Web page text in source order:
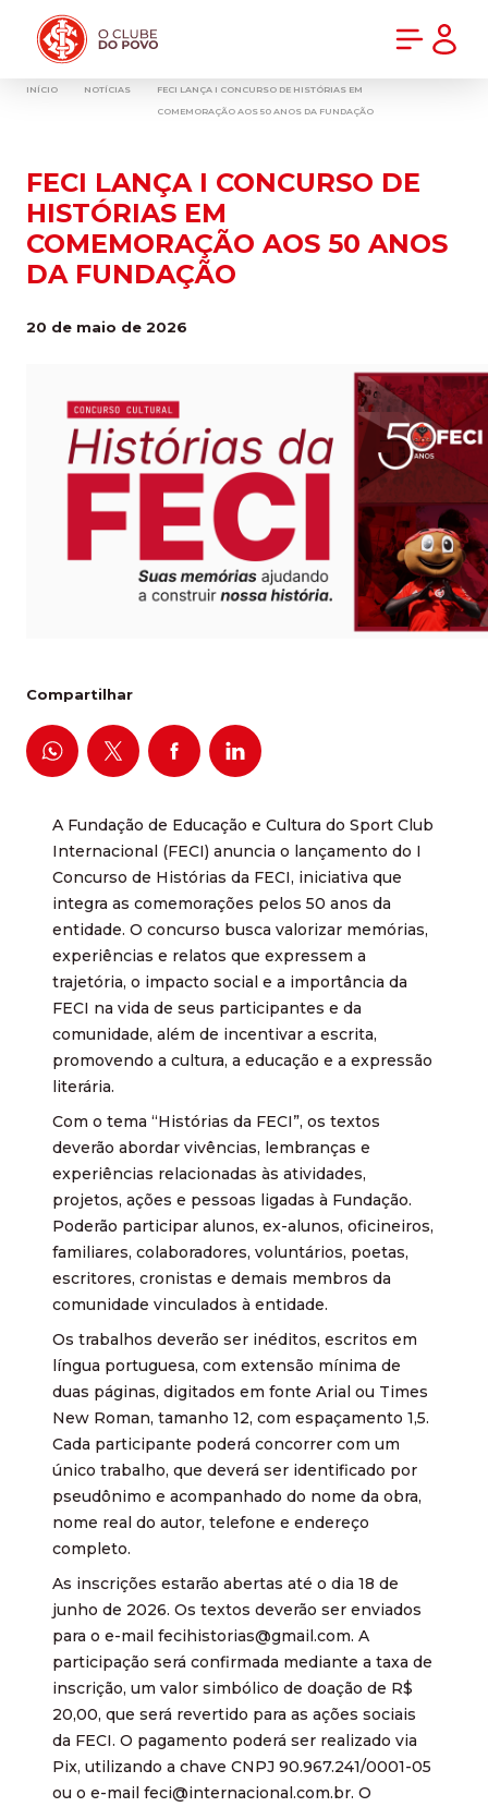
INÍCIO NOTÍCIAS
FECI LANÇA I CONCURSO DE HISTÓRIAS EM
COMEMORAÇÃO AOS 50 ANOS DA FUNDAÇÃO
FECI LANÇA I CONCURSO DE
HISTÓRIAS EM
COMEMORAÇÃO AOS 50 ANOS
DA FUNDAÇÃO
20 de maio de 2026
Compartilhar
A Fundação de Educação e Cultura do Sport Club
Internacional (FECI) anuncia o lançamento do I
Concurso de Histórias da FECI, iniciativa que
integra as comemorações pelos 50 anos da
entidade. O concurso busca valorizar memórias,
experiências e relatos que expressem a
trajetória, o impacto social e a importância da
FECI na vida de seus participantes e da
comunidade, além de incentivar a escrita,
promovendo a cultura, a educação e a expressão
literária.
Com o tema “Histórias da FECI”, os textos
deverão abordar vivências, lembranças e
experiências relacionadas às atividades,
projetos, ações e pessoas ligadas à Fundação.
Poderão participar alunos, ex-alunos, oficineiros,
familiares, colaboradores, voluntários, poetas,
escritores, cronistas e demais membros da
comunidade vinculados à entidade.
Os trabalhos deverão ser inéditos, escritos em
língua portuguesa, com extensão mínima de
duas páginas, digitados em fonte Arial ou Times
New Roman, tamanho 12, com espaçamento 1,5.
Cada participante poderá concorrer com um
único trabalho, que deverá ser identificado por
pseudônimo e acompanhado do nome da obra,
nome real do autor, telefone e endereço
completo.
As inscrições estarão abertas até o dia 18 de
junho de 2026. Os textos deverão ser enviados
para o e-mail fecihistorias@gmail.com. A
participação será confirmada mediante a taxa de
inscrição, um valor simbólico de doação de R$
20,00, que será revertido para as ações sociais
da FECI. O pagamento poderá ser realizado via
Pix, utilizando a chave CNPJ 90.967.241/0001-05
ou o e-mail feci@internacional.com.br. O